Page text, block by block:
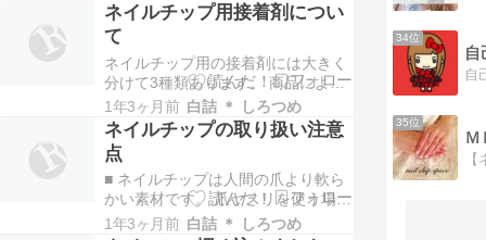
ネイルチップ用接着剤につい
て
ネイルチップ用の接着剤には大きく
分けて3種類あります。 商品によっ
て特性が違うため、 代表的な３種類
について特徴を挙げています。 それ
以外にもたくさんの種類の粘着剤が
あります。 実際のご使用に際して
は、 それぞれの商品ごとの説明書き
をよく読んで、 ご使用の目的や場面
に合わせてお…
1年3ヶ月前 白詰 ＊ しろつめ
ネイルチップの取り扱い注意
点
■ ネイルチップは人間の爪より軟ら
かい素材です。 爪ヤスリを使う場合
には削りすぎに注意してください。
1年3ヶ月前 白詰 ＊ しろつめ
34位
自
35位
Ｍ